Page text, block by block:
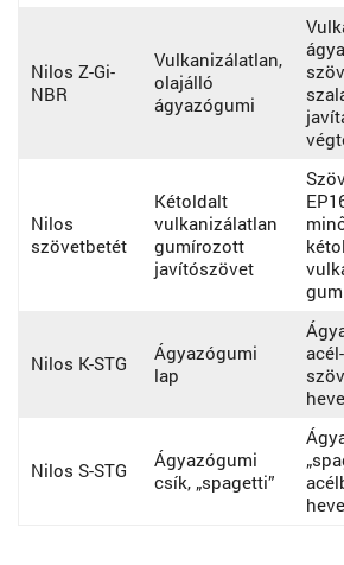
Nilos Z-Gi-
NBR
Vulkanizálatlan,
olajálló
ágyazógumi
Nilos
szövetbetét
Kétoldalt
vulkanizálatlan
gumírozott
javítószövet
Nilos K-STG
Ágyazógumi
lap
Nilos S-STG
Ágyazógumi
csík, „spagetti”